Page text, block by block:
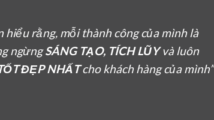
hiểu rằng, mỗi thành công của mình là
ngừngSÁNG TẠO, TÍCH LŨYvà luôn
ĐẸP NHẤTcho khách hàng của mình”